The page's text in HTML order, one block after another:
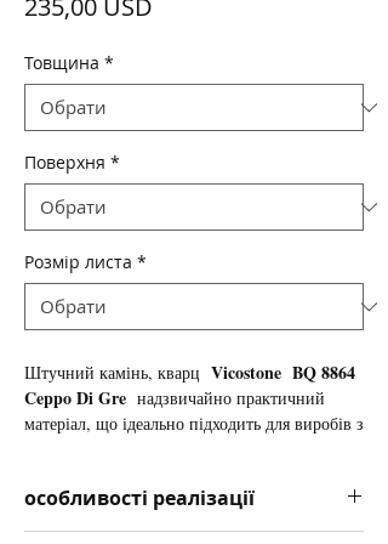
235,00 USD
Товщина *
Поверхня *
Розмір листа *
Штучний камінь, кварц Vicostone BQ 8864
Ceppo Di Gre надзвичайно практичний
матеріал, що ідеально підходить для виробів з
користується величезним попитом як
матеріал длякварцових стільниць.
особливості реалізації